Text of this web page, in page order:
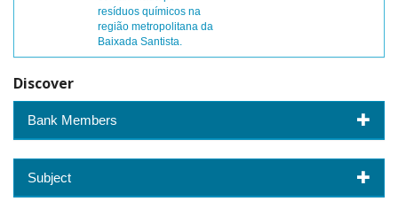
resíduos químicos na
região metropolitana da
Baixada Santista.
Discover
Bank Members
Subject